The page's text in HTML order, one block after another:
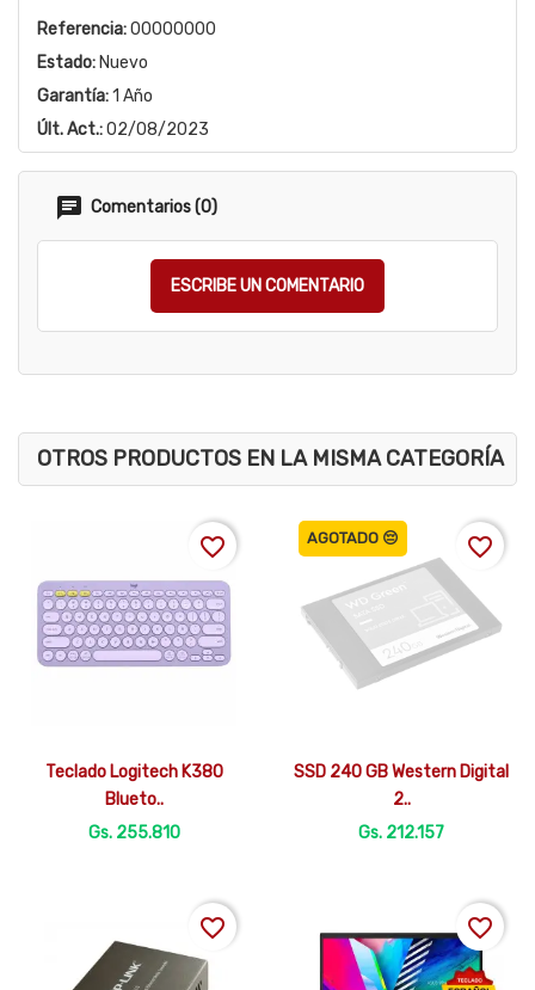
Referencia:00000000
Estado: Nuevo
Garantía:1 Año
Últ. Act.:02/08/2023
Comentarios (0)
ESCRIBE UN COMENTARIO
OTROS PRODUCTOS EN LA MISMA CATEGORÍA
Vista rápida
Teclado Logitech K380
Blueto..
Gs. 255.810
favorite_border
Vista rápida
SSD 240 GB Western Digital
2..
Gs. 212.157
AGOTADO 😔 favorite_border
favorite_border favorite_border